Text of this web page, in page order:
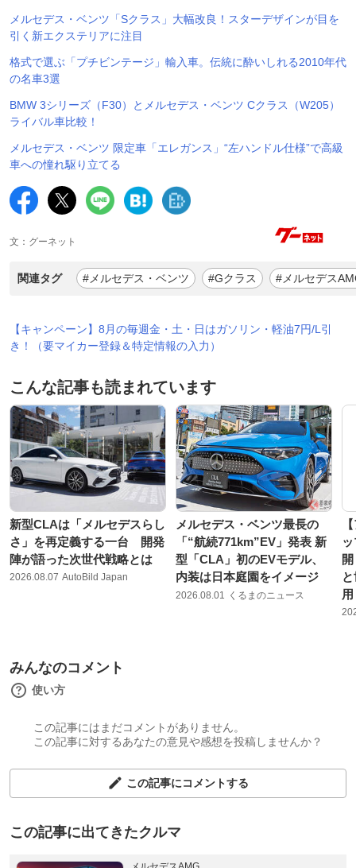
メルセデス・ベンツ「Sクラス」大幅改良！スターデザインが目を
引く新エクステリアに注目
格式で選ぶ「プチビンテージ」輸入車。伝統に酔いしれる2010年代
の名車3選
BMW 3シリーズ（F30）とメルセデス・ベンツ Cクラス（W205）
ライバル車比較！
メルセデス・ベンツ 限定車「エレガンス」“左ハンドル仕様”で高級
車への憧れ駆り立てる
文：グーネット
関連タグ #メルセデス・ベンツ #Gクラス #メルセデス
【キャンペーン】8月の毎週金・土・日はガソリン・軽油7円/L引
き！（要マイカー登録＆特定情報の入力）
こんな記事も読まれています
新型CLAは「メルセデスらし
さ」を再定義する一台 開発
陣が語った次世代戦略とは
2026.08.07 AutoBild Japan
メルセデス・ベンツ最長の
「“航続771km”EV」発表 新
型「CLA」初のEVモデル、
内装は日本庭園をイメージ
2026.08.01 くるまのニュース
用
みんなのコメント
使い方
この記事にはまだコメントがありません。
この記事に対するあなたの意見や感想を投稿しませんか？
この記事にコメントする
この記事に出てきたクルマ